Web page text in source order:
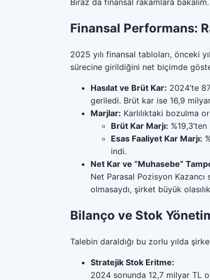
Biraz da finansal rakamlara bakalım.
Finansal Performans:
2025 yılı finansal tabloları, önceki
sürecine girildiğini net biçimde
Hasılat ve Brüt Kar: 2024’te
geriledi. Brüt kar ise 16,9
Marjlar: Karlılıktaki bozulma
Brüt Kar Marjı:
Esas Faaliyet Kar Marjı:
indi.
Net Kar ve “Muhasebe”
Net Parasal Pozisyon
olmasaydı, şirket büyük
Bilanço ve Stok
Talebin daraldığı bu zorlu yılda
Stratejik Stok Eritme:
2024 sonunda 12,7 milyar TL